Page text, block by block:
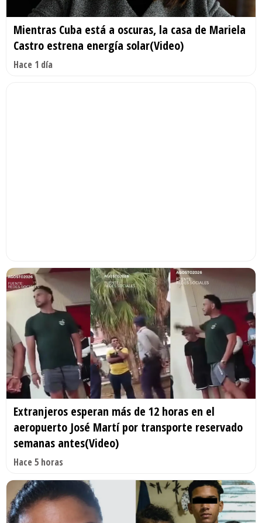
Mientras Cuba está a oscuras, la casa de Mariela
Castro estrena energía solar(Video)
Hace 1 día
Extranjeros esperan más de 12 horas en el
aeropuerto José Martí por transporte reservado
semanas antes(Video)
Hace 5 horas